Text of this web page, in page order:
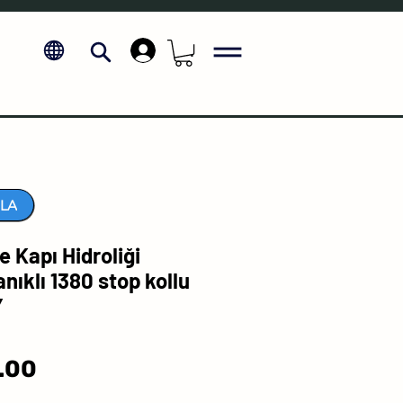
.
Kapı Hidroliği
1380 stop kollu